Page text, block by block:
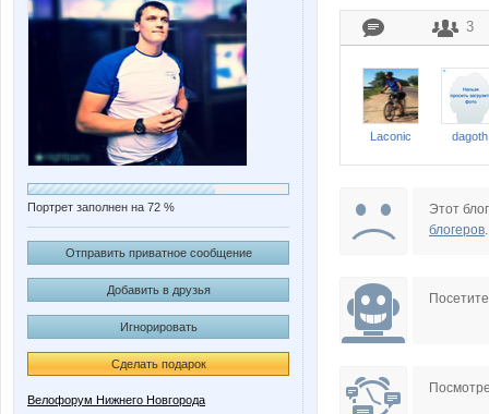
Портрет заполнен на 72 %
Отправить приватное сообщение
Добавить в друзья
Игнорировать
Сделать подарок
Велофорум Нижнего Новгорода
3
Laconic dagoth
Этот
блогеров.